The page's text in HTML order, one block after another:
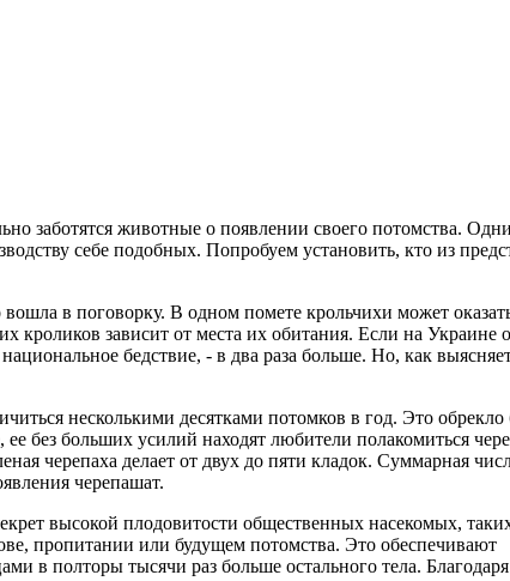
заботятся животные о появлении своего потомства.
себе подобных. Попробуем установить, кто из
в поговорку. В одном помете крольчихи может
кроликов зависит от места их обитания. Если на Украине
бедствие, - в два раза больше. Но, как
несколькими десятками потомков в год. Это
ее без больших усилий находят любители полакомиться
черепаха делает от двух до пяти кладок. Суммарная
черепашат.
высокой плодовитости общественных насекомых,
пропитании или будущем потомства. Это обеспечивают
в полторы тысячи раз больше остального тела. Благодаря